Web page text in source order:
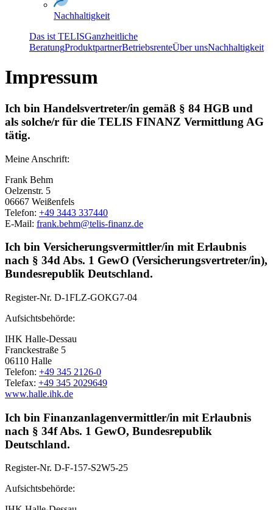
Nachhaltigkeit
Das ist TELISGanzheitliche
BeratungProduktpartnerBetriebsrenteÜber unsNachhaltigkeit
Impressum
Ich bin Handelsvertreter/in gemäß § 84 HGB und
als solche/r für die TELIS FINANZ Vermittlung AG
tätig.
Meine Anschrift:
Frank Behm
Oelzenstr. 5
06667 Weißenfels
Telefon: +49 3443 337440
E-Mail: frank.behm@telis-finanz.de
Ich bin Versicherungsvermittler/in mit Erlaubnis
nach § 34d Abs. 1 GewO (Versicherungsvertreter/in),
Bundesrepublik Deutschland.
Register-Nr. D-1FLZ-GOKG7-04
Aufsichtsbehörde:
IHK Halle-Dessau
Franckestraße 5
06110 Halle
Telefon: +49 345 2126-0
Telefax: +49 345 2029649
www.halle.ihk.de
Ich bin Finanzanlagenvermittler/in mit Erlaubnis
nach § 34f Abs. 1 GewO, Bundesrepublik
Deutschland.
Register-Nr. D-F-157-S2W5-25
Aufsichtsbehörde: